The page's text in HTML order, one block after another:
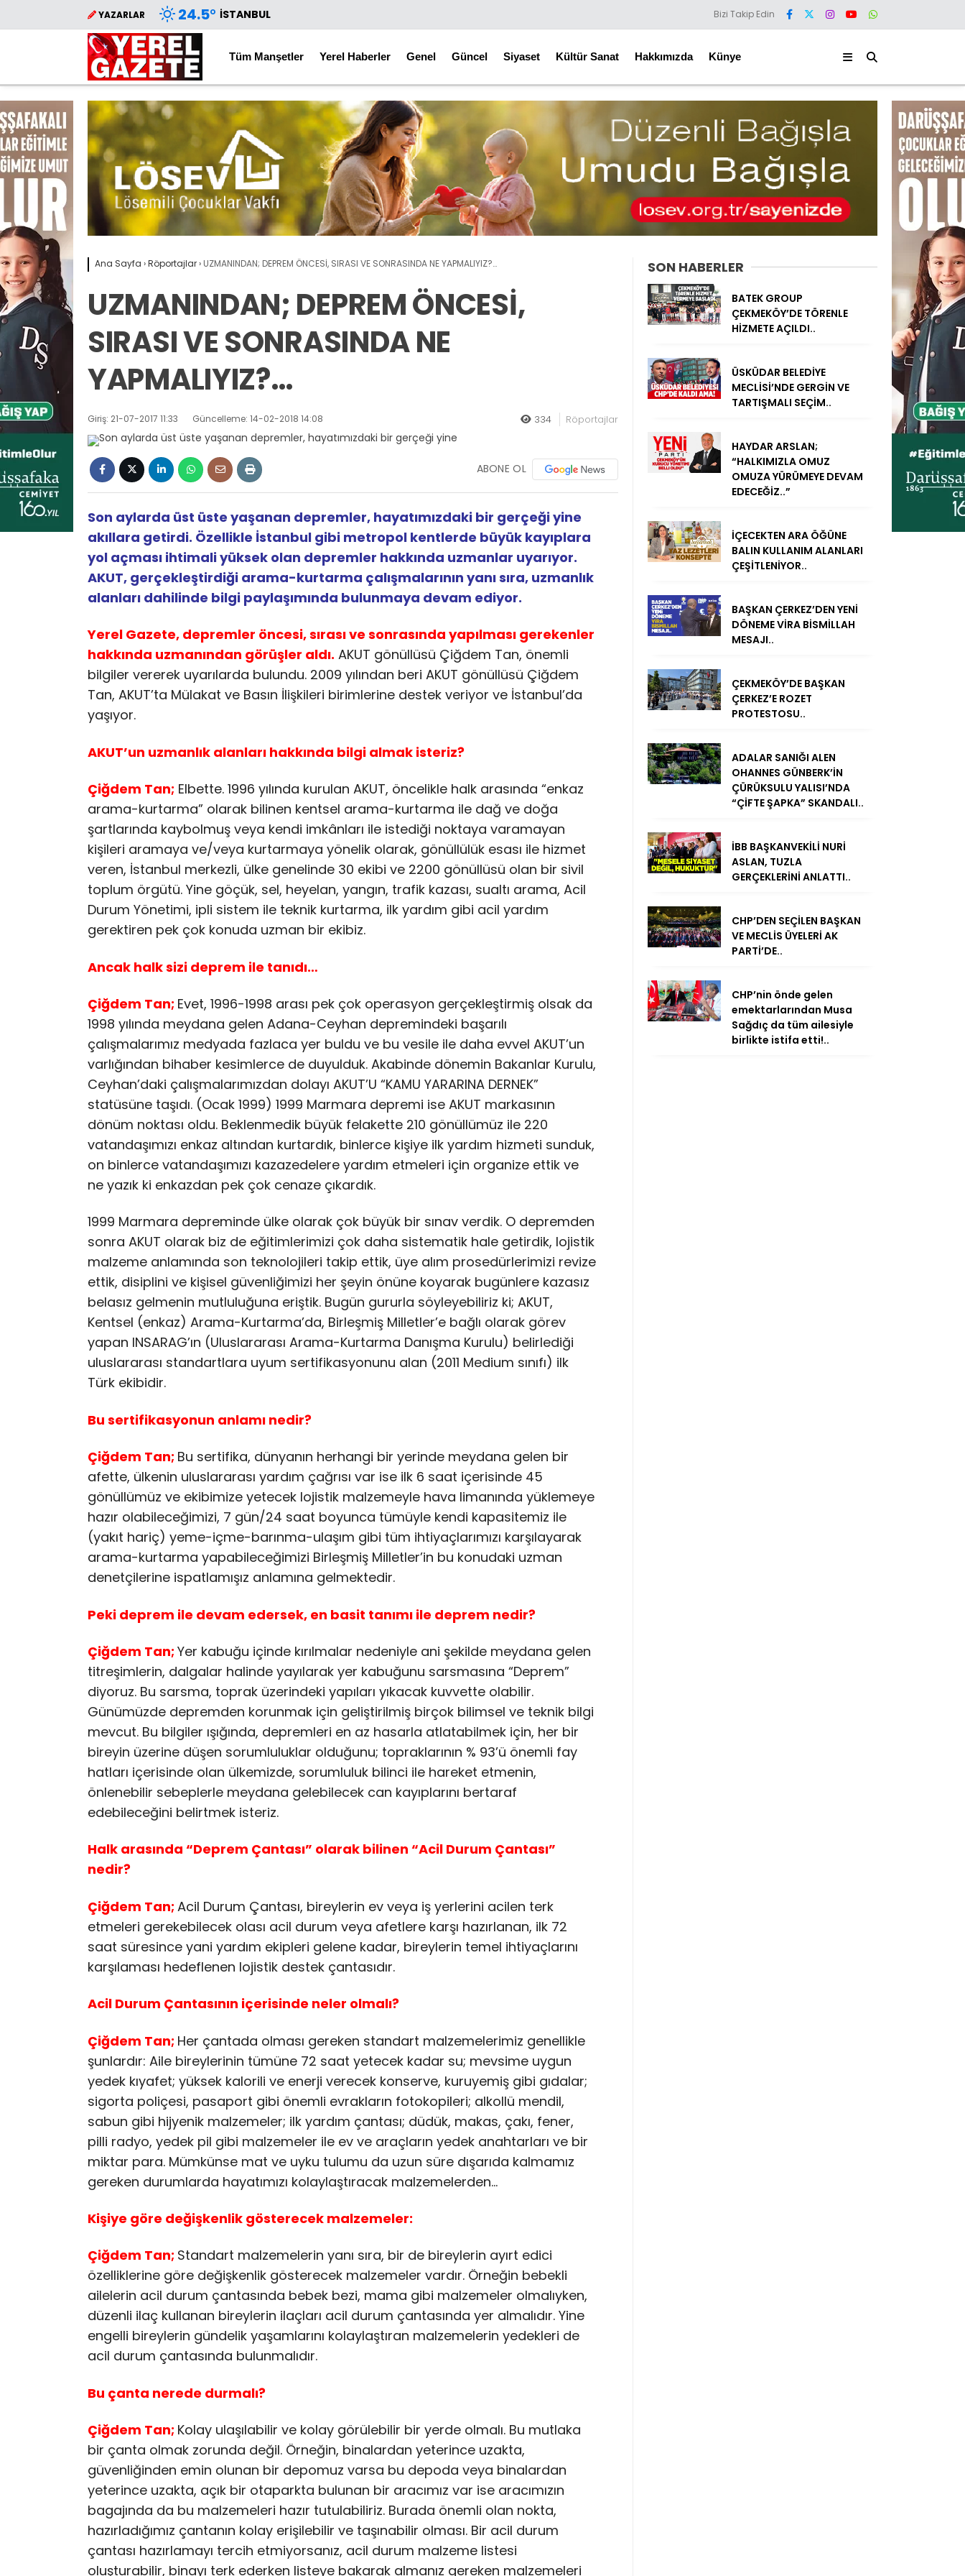
YAZARLAR 24.5° İSTANBUL Bizi Takip Edin
Tüm Manşetler Yerel Haberler Genel Güncel Siyaset Kültür Sanat Hakkımızda Künye
Ana Sayfa ›Röportajlar› UZMANINDAN; DEPREM ÖNCESİ, SIRASI VE SONRASINDA NE YAPMALIYIZ?…
UZMANINDAN; DEPREM ÖNCESİ,
SIRASI VE SONRASINDA NE
YAPMALIYIZ?…
Giriş: 21-07-2017 11:33 Güncelleme: 14-02-2018 14:08 334 Röportajlar
ABONE OL
Son aylarda üst üste yaşanan depremler, hayatımızdaki bir gerçeği yine
akıllara getirdi. Özellikle İstanbul gibi metropol kentlerde büyük kayıplara
yol açması ihtimali yüksek olan depremler hakkında uzmanlar uyarıyor.
AKUT, gerçekleştirdiği arama-kurtarma çalışmalarının yanı sıra, uzmanlık
alanları dahilinde bilgi paylaşımında bulunmaya devam ediyor.
Yerel Gazete, depremler öncesi, sırası ve sonrasında yapılması gerekenler
hakkında uzmanından görüşler aldı. AKUT gönüllüsü Çiğdem Tan, önemli
bilgiler vererek uyarılarda bulundu. 2009 yılından beri AKUT gönüllüsü Çiğdem
Tan, AKUT’ta Mülakat ve Basın İlişkileri birimlerine destek veriyor ve İstanbul’da
yaşıyor.
AKUT’un uzmanlık alanları hakkında bilgi almak isteriz?
Çiğdem Tan; Elbette. 1996 yılında kurulan AKUT, öncelikle halk arasında “enkaz
arama-kurtarma” olarak bilinen kentsel arama-kurtarma ile dağ ve doğa
şartlarında kaybolmuş veya kendi imkânları ile istediği noktaya varamayan
kişileri aramaya ve/veya kurtarmaya yönelik olarak, gönüllülük esası ile hizmet
veren, İstanbul merkezli, ülke genelinde 30 ekibi ve 2200 gönüllüsü olan bir sivil
toplum örgütü. Yine göçük, sel, heyelan, yangın, trafik kazası, sualtı arama, Acil
Durum Yönetimi, ipli sistem ile teknik kurtarma, ilk yardım gibi acil yardım
gerektiren pek çok konuda uzman bir ekibiz.
Ancak halk sizi deprem ile tanıdı…
Çiğdem Tan; Evet, 1996-1998 arası pek çok operasyon gerçekleştirmiş olsak da
1998 yılında meydana gelen Adana-Ceyhan depremindeki başarılı
çalışmalarımız medyada fazlaca yer buldu ve bu vesile ile daha evvel AKUT’un
varlığından bihaber kesimlerce de duyulduk. Akabinde dönemin Bakanlar Kurulu,
Ceyhan’daki çalışmalarımızdan dolayı AKUT’U “KAMU YARARINA DERNEK”
statüsüne taşıdı. (Ocak 1999) 1999 Marmara depremi ise AKUT markasının
dönüm noktası oldu. Beklenmedik büyük felakette 210 gönüllümüz ile 220
vatandaşımızı enkaz altından kurtardık, binlerce kişiye ilk yardım hizmeti sunduk,
on binlerce vatandaşımızı kazazedelere yardım etmeleri için organize ettik ve
ne yazık ki enkazdan pek çok cenaze çıkardık.
1999 Marmara depreminde ülke olarak çok büyük bir sınav verdik. O depremden
sonra AKUT olarak biz de eğitimlerimizi çok daha sistematik hale getirdik, lojistik
malzeme anlamında son teknolojileri takip ettik, üye alım prosedürlerimizi revize
ettik, disiplini ve kişisel güvenliğimizi her şeyin önüne koyarak bugünlere kazasız
belasız gelmenin mutluluğuna eriştik. Bugün gururla söyleyebiliriz ki; AKUT,
Kentsel (enkaz) Arama-Kurtarma’da, Birleşmiş Milletler’e bağlı olarak görev
yapan INSARAG’ın (Uluslararası Arama-Kurtarma Danışma Kurulu) belirlediği
uluslararası standartlara uyum sertifikasyonunu alan (2011 Medium sınıfı) ilk
Türk ekibidir.
Bu sertifikasyonun anlamı nedir?
Çiğdem Tan; Bu sertifika, dünyanın herhangi bir yerinde meydana gelen bir
afette, ülkenin uluslararası yardım çağrısı var ise ilk 6 saat içerisinde 45
gönüllümüz ve ekibimize yetecek lojistik malzemeyle hava limanında yüklemeye
hazır olabileceğimizi, 7 gün/24 saat boyunca tümüyle kendi kapasitemiz ile
(yakıt hariç) yeme-içme-barınma-ulaşım gibi tüm ihtiyaçlarımızı karşılayarak
arama-kurtarma yapabileceğimizi Birleşmiş Milletler’in bu konudaki uzman
denetçilerine ispatlamışız anlamına gelmektedir.
Peki deprem ile devam edersek, en basit tanımı ile deprem nedir?
Çiğdem Tan; Yer kabuğu içinde kırılmalar nedeniyle ani şekilde meydana gelen
titreşimlerin, dalgalar halinde yayılarak yer kabuğunu sarsmasına “Deprem”
diyoruz. Bu sarsma, toprak üzerindeki yapıları yıkacak kuvvette olabilir.
Günümüzde depremden korunmak için geliştirilmiş birçok bilimsel ve teknik bilgi
mevcut. Bu bilgiler ışığında, depremleri en az hasarla atlatabilmek için, her bir
bireyin üzerine düşen sorumluluklar olduğunu; topraklarının % 93’ü önemli fay
hatları içerisinde olan ülkemizde, sorumluluk bilinci ile hareket etmenin,
önlenebilir sebeplerle meydana gelebilecek can kayıplarını bertaraf
edebileceğini belirtmek isteriz.
Halk arasında “Deprem Çantası” olarak bilinen “Acil Durum Çantası”
nedir?
Çiğdem Tan; Acil Durum Çantası, bireylerin ev veya iş yerlerini acilen terk
etmeleri gerekebilecek olası acil durum veya afetlere karşı hazırlanan, ilk 72
saat süresince yani yardım ekipleri gelene kadar, bireylerin temel ihtiyaçlarını
karşılaması hedeflenen lojistik destek çantasıdır.
Acil Durum Çantasının içerisinde neler olmalı?
Çiğdem Tan; Her çantada olması gereken standart malzemelerimiz genellikle
şunlardır: Aile bireylerinin tümüne 72 saat yetecek kadar su; mevsime uygun
yedek kıyafet; yüksek kalorili ve enerji verecek konserve, kuruyemiş gibi gıdalar;
sigorta poliçesi, pasaport gibi önemli evrakların fotokopileri; alkollü mendil,
sabun gibi hijyenik malzemeler; ilk yardım çantası; düdük, makas, çakı, fener,
pilli radyo, yedek pil gibi malzemeler ile ev ve araçların yedek anahtarları ve bir
miktar para. Mümkünse mat ve uyku tulumu da uzun süre dışarıda kalmamız
gereken durumlarda hayatımızı kolaylaştıracak malzemelerden…
Kişiye göre değişkenlik gösterecek malzemeler:
Çiğdem Tan; Standart malzemelerin yanı sıra, bir de bireylerin ayırt edici
özelliklerine göre değişkenlik gösterecek malzemeler vardır. Örneğin bebekli
ailelerin acil durum çantasında bebek bezi, mama gibi malzemeler olmalıyken,
düzenli ilaç kullanan bireylerin ilaçları acil durum çantasında yer almalıdır. Yine
engelli bireylerin gündelik yaşamlarını kolaylaştıran malzemelerin yedekleri de
acil durum çantasında bulunmalıdır.
Bu çanta nerede durmalı?
Çiğdem Tan; Kolay ulaşılabilir ve kolay görülebilir bir yerde olmalı. Bu mutlaka
bir çanta olmak zorunda değil. Örneğin, binalardan yeterince uzakta,
güvenliğinden emin olunan bir depomuz varsa bu depoda veya binalardan
yeterince uzakta, açık bir otaparkta bulunan bir aracımız var ise aracımızın
bagajında da bu malzemeleri hazır tutulabiliriz. Burada önemli olan nokta,
hazırladığımız çantanın kolay erişilebilir ve taşınabilir olması. Bir acil durum
çantası hazırlamayı tercih etmiyorsanız, acil durum malzeme listesi
oluşturabilir, binayı terk ederken listeye bakarak almanız gereken malzemeleri
SON HABERLER
BATEK GROUP
ÇEKMEKÖY’DE TÖRENLE
HİZMETE AÇILDI..
ÜSKÜDAR BELEDİYE
MECLİSİ’NDE GERGİN VE
TARTIŞMALI SEÇİM..
HAYDAR ARSLAN;
“HALKIMIZLA OMUZ
OMUZA YÜRÜMEYE DEVAM
EDECEĞİZ..”
İÇECEKTEN ARA ÖĞÜNE
BALIN KULLANIM ALANLARI
ÇEŞİTLENİYOR..
BAŞKAN ÇERKEZ’DEN YENİ
DÖNEME VİRA BİSMİLLAH
MESAJI..
ÇEKMEKÖY’DE BAŞKAN
ÇERKEZ’E ROZET
PROTESTOSU..
ADALAR SANIĞI ALEN
OHANNES GÜNBERK’İN
ÇÜRÜKSULU YALISI’NDA
“ÇİFTE ŞAPKA” SKANDALI..
İBB BAŞKANVEKİLİ NURİ
ASLAN, TUZLA
GERÇEKLERİNİ ANLATTI..
CHP’DEN SEÇİLEN BAŞKAN
VE MECLİS ÜYELERİ AK
PARTİ’DE..
CHP’nin önde gelen
emektarlarından Musa
Sağdıç da tüm ailesiyle
birlikte istifa etti!..